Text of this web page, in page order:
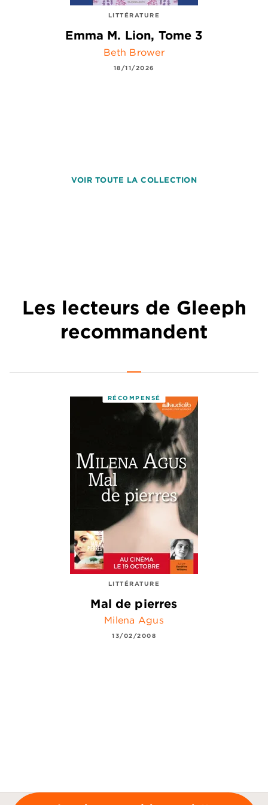
LITTÉRATURE
Emma M. Lion, Tome 3
Beth Brower
18/11/2026
VOIR TOUTE LA COLLECTION
Les lecteurs de Gleeph
recommandent
RÉCOMPENSÉ
LITTÉRATURE
Mal de pierres
Milena Agus
13/02/2008